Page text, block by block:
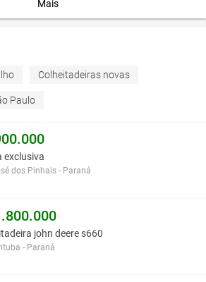
Mais
Colheitadeiras novas
Paulo
exclusiva
dos Pinhais - Paraná
john deere s660
- Paraná